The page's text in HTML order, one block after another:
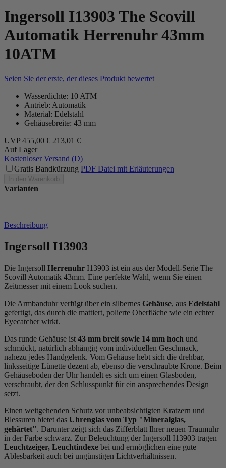
Ingersoll I13903 The Scovill
Automatik Herrenuhr 43mm
10ATM
Seien Sie der erste, der dieses Produkt bewertet
Wasserdichte: 10 ATM
Antrieb: Automatik
Material: Edelstahl
Gehäusebreite: 43 mm
UVP 455,00 € 213,01 €
Auf Lager
Kostenloser Versand (D)
Gratis Bandkürzung PDF Datei mit Erläuterungen
In den Warenkorb
Varianten
Beschreibung
Ingersoll I13903
Die Ingersoll Herrenuhr I13903 ist ein aus der Modell-Serie The
Scovill Automatik 43mm. Eine perfekte Wahl, wenn Sie einen
Zeitmesser mit einem Look suchen.
Die Armbanduhr verfügt über ein silbernes Gehäuse, aus Edelstahl
gefertigt, das durch die mattiert, polierte Oberfläche wie ein echter
Eyecatcher wirkt.
Das runde Gehäuse ist 43 mm breit sowie 14 mm hoch und
schmückt, natürlich abhängig vom individuellen Geschmack,
nahezu jedes Handgelenk. Vom Gehäuse hebt sich die drehbar,
linksseitige Lünette dezent ab, ebenso die verschraubte Krone. Beim
Gehäuseboden der Uhr handelt es sich um einen Glasboden,
verschraubt, der den Schlusspunkt für ein ansprechendes Design
setzt.
Einen weitgehenden Schutz vor unbeabsichtigten Kratzern und
Blessuren bietet das Uhrenglas vom Typ "Mineralglas,
gehärtet". Darunter zeigt sich das Zifferblatt Ihrer neuen Traumuhr
in der Farbe schwarz. Zur Beleuchtung der Ingersoll I13903 tragen
Leuchtzeiger, Leuchtindexe bei und ermöglichen eine gute
Ablesbarkeit auch bei ungünstigen Lichtverhältnissen.